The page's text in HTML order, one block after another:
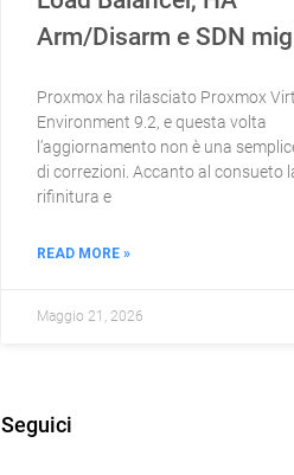
Arm/Disarm e SDN
Proxmox ha rilasciato Proxmox
Environment 9.2, e questa volta
l’aggiornamento non è una
di correzioni. Accanto al consueto
rifinitura e
READ MORE »
Maggio 21, 2026
Seguici